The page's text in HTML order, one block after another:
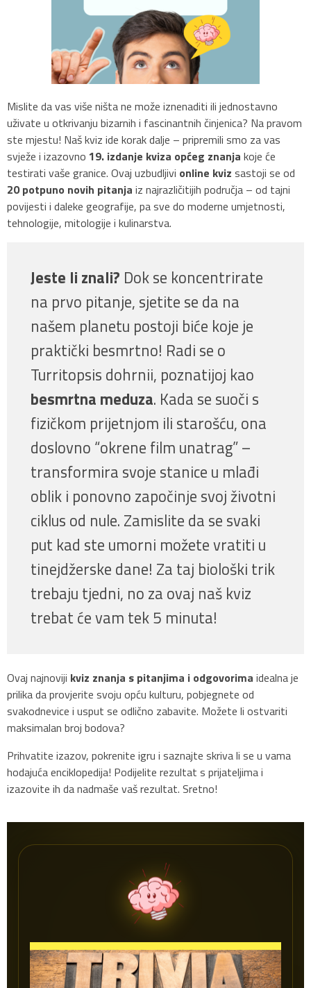
Mislite da vas više ništa ne može iznenaditi ili jednostavno
uživate u otkrivanju bizarnih i fascinantnih činjenica? Na pravom
ste mjestu! Naš kviz ide korak dalje – pripremili smo za vas
svježe i izazovno 19. izdanje kviza općeg znanja koje će
testirati vaše granice. Ovaj uzbudljivi online kviz sastoji se od
20 potpuno novih pitanja iz najrazličitijih područja – od tajni
povijesti i daleke geografije, pa sve do moderne umjetnosti,
tehnologije, mitologije i kulinarstva.
Jeste li znali? Dok se koncentrirate
na prvo pitanje, sjetite se da na
našem planetu postoji biće koje je
praktički besmrtno! Radi se o
Turritopsis dohrnii, poznatijoj kao
besmrtna meduza. Kada se suoči s
fizičkom prijetnjom ili starošću, ona
doslovno “okrene film unatrag” –
transformira svoje stanice u mlađi
oblik i ponovno započinje svoj životni
ciklus od nule. Zamislite da se svaki
put kad ste umorni možete vratiti u
tinejdžerske dane! Za taj biološki trik
trebaju tjedni, no za ovaj naš kviz
trebat će vam tek 5 minuta!
Ovaj najnoviji kviz znanja s pitanjima i odgovorima idealna je
prilika da provjerite svoju opću kulturu, pobjegnete od
svakodnevice i usput se odlično zabavite. Možete li ostvariti
maksimalan broj bodova?
Prihvatite izazov, pokrenite igru i saznajte skriva li se u vama
hodajuća enciklopedija! Podijelite rezultat s prijateljima i
izazovite ih da nadmaše vaš rezultat. Sretno!